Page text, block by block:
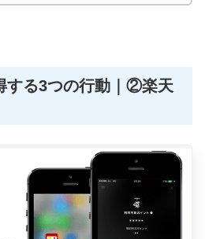
する3つの行動｜②楽天